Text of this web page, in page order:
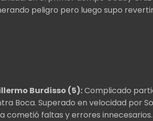
peligro pero luego supo
Burdisso (5):Complicado
Boca. Superado en velocidad por
cometió faltas y errores innecesarios.